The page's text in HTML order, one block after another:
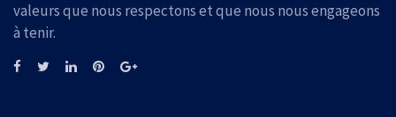
valeurs que nous respectons et que nous nous engageons
à tenir.